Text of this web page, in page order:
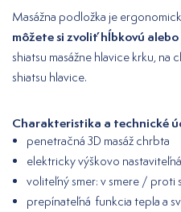
Masážna podložka je
môžete si zvoliťhĺbkovú
shiatsu masážne hlavice krku,
shiatsu hlavice.
Charakteristika a technické
penetračná 3D masáž chrbta
elektricky výškovo
voliteľný smer: v smere /
prepínateľná funkcia tepla a